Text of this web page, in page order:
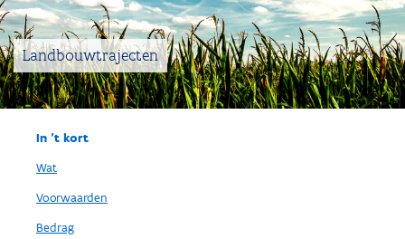
Landbouwtrajecten
In 't kort
Wat
Voorwaarden
Bedrag